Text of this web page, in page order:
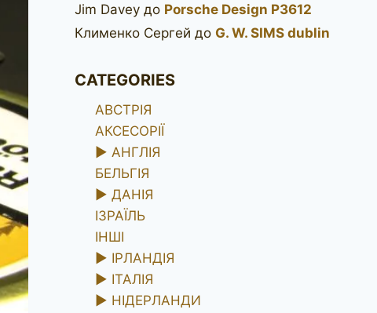
Jim Davey до Porsche Design P3612
Клименко Сергей до G. W. SIMS dublin
CATEGORIES
АВСТРІЯ
АКСЕСОРІЇ
► АНГЛІЯ
БЕЛЬГІЯ
► ДАНІЯ
ІЗРАЇЛЬ
ІНШІ
► ІРЛАНДІЯ
► ІТАЛІЯ
► НІДЕРЛАНДИ